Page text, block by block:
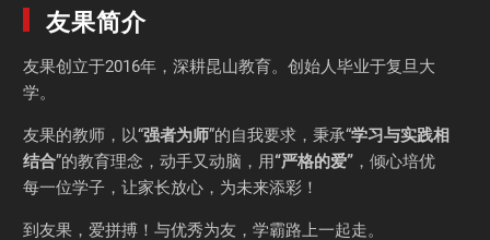
友果简介
友果创立于2016年，深耕昆山教育。创始人毕业于复旦大
学。
友果的教师，以“强者为师”的自我要求，秉承“学习与实践相
结合”的教育理念，动手又动脑，用“严格的爱” ，倾心培优
每一位学子，让家长放心，为未来添彩！
到友果，爱拼搏！与优秀为友，学霸路上一起走。